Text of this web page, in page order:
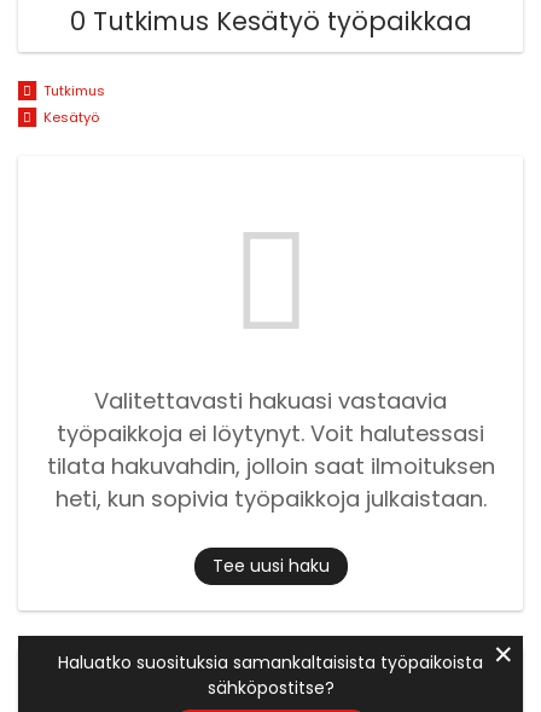
0 Tutkimus Kesätyö työpaikkaa
Tutkimus
Kesätyö
Valitettavasti hakuasi vastaavia
työpaikkoja ei löytynyt. Voit halutessasi
tilata hakuvahdin, jolloin saat ilmoituksen
heti, kun sopivia työpaikkoja julkaistaan.
Tee uusi haku
Haluatko suosituksia samankaltaisista työpaikoista
sähköpostitse?
✕